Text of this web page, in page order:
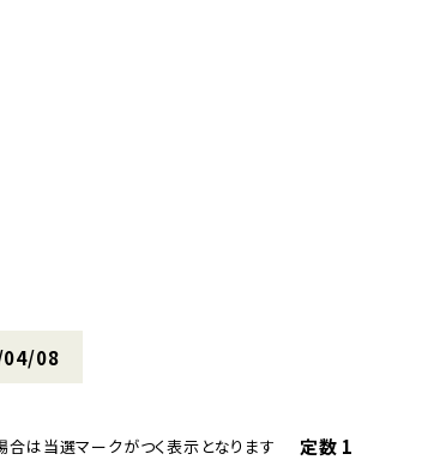
04/08
は当選マークがつく表示となります 定数 1